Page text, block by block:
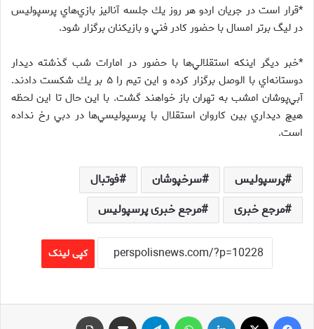
*قرار است در جريان اردو هر روز يك جلسه آناليز بازي‌هاي پرسپوليس
در ليگ برتر امسال با حضور كادر فني و بازيكنان برگزار شود.
*خبر ديگر اينكه استقلالي‌ها با حضور در امارات شب گذشته ديدار
دوستانه‌اي با الوصل برگزار كرده و اين تيم را ۵ بر يك شكست دادند.
آبي‌پوشان امشب به تهران باز خواهند گشت. با اين حال تا اين لحظه
هيچ ديداري بين كاروان استقلال با پرسپوليسي‌ها در دبي رخ نداده
است.
پرسپولیس سرخپوشان
فوتبال
مرجع خبری
مرجع خبری پرسپولیس
کپی لینک
فیس بوک لینکدین تلگرام اشتراک گذاری از طریق ایمیل